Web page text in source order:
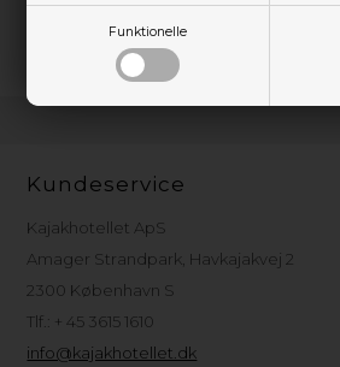
Funktionelle
Kundeservice
Kajakhotellet ApS
Amager Strandpark, Havkajakvej 2
2300 København S
Tlf.: + 45 3615 1610
info@kajakhotellet.dk